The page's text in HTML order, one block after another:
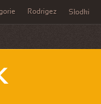
Rodrigez Słodki